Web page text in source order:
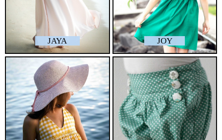
JAYA JOY